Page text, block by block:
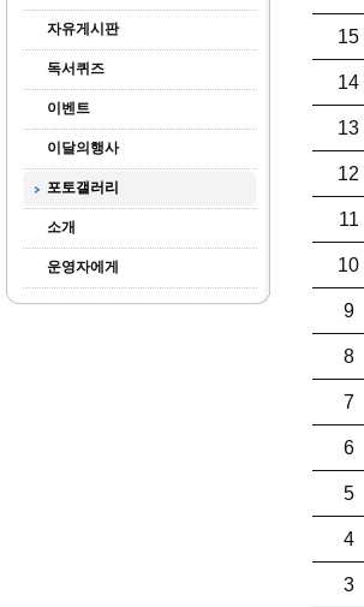
자유게시판
독서퀴즈
이벤트
이달의행사
포토갤러리
소개
운영자에게
15
14
13
12
11
10
9
8
7
6
5
4
3